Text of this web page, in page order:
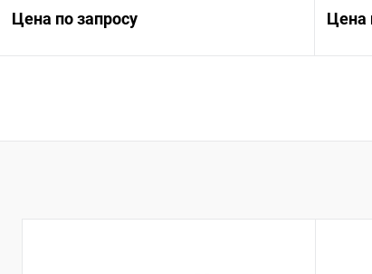
Цена по запросу
Купить в 1 клик Сравнение
Цена